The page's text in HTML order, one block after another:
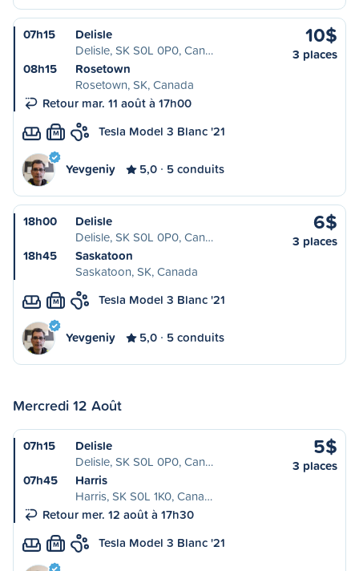
07h15
Delisle
Delisle, SK S0L 0P0, Can…
08h15
Rosetown
Rosetown, SK, Canada
Retour mar. 11 août à 17h00
10$
3 places
M Tesla Model 3 Blanc '21
Yevgeniy 5,0 5 conduits
18h00
Delisle
Delisle, SK S0L 0P0, Can…
18h45
Saskatoon
Saskatoon, SK, Canada
6$
3 places
M Tesla Model 3 Blanc '21
Yevgeniy 5,0 5 conduits
Mercredi 12 Août
07h15
Delisle
Delisle, SK S0L 0P0, Can…
07h45
Harris
Harris, SK S0L 1K0, Cana…
Retour mer. 12 août à 17h30
5$
3 places
M Tesla Model 3 Blanc '21